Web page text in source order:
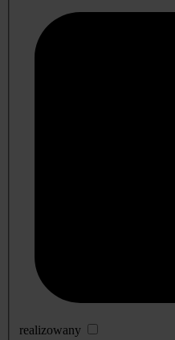
realizowany